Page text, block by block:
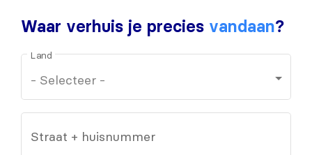
Waar verhuis je precies vandaan?
Land
Straat + huisnummer